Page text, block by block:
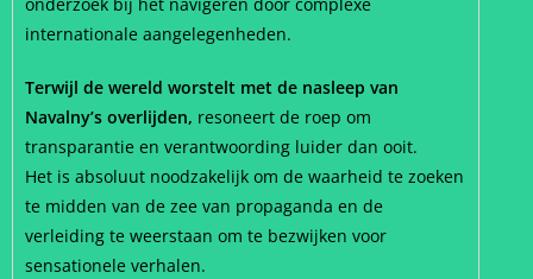
internationale aangelegenheden.
Terwijl de wereld worstelt met de nasleep van
Navalny’s overlijden, resoneert de roep om
transparantie en verantwoording luider dan ooit.
Het is absoluut noodzakelijk om de waarheid te zoeken
te midden van de zee van propaganda en de
verleiding te weerstaan om te bezwijken voor
sensationele verhalen.